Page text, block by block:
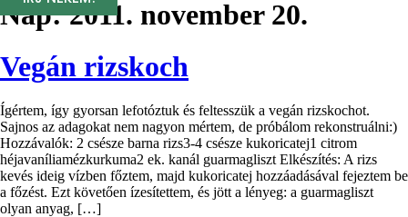
Nap:2011. november 20.
Vegán rizskoch
Ígértem, így gyorsan lefotóztuk és feltesszük a vegán rizskochot.
Sajnos az adagokat nem nagyon mértem, de próbálom rekonstruálni:)
Hozzávalók: 2 csésze barna rizs3-4 csésze kukoricatej1 citrom
héjavaníliamézkurkuma2 ek. kanál guarmagliszt Elkészítés: A rizs
kevés ideig vízben főztem, majd kukoricatej hozzáadásával fejeztem be
a főzést. Ezt követően ízesítettem, és jött a lényeg: a guarmagliszt
olyan anyag, […]